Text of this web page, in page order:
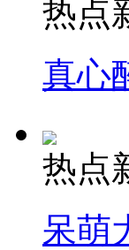
热点
真心
热点
呆萌